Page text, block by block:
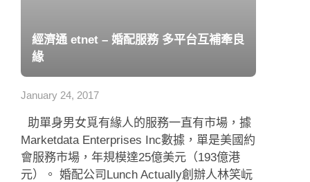
經濟通 etnet – 婚配服務 多平台互補牽良
緣
January 24, 2017
助單身男女覓有緣人的服務一直有市場，據
Marketdata Enterprises Inc數據，單是美國約
會服務市場，年規模達25億美元（193億港
元）。 婚配公司Lunch Actually創辦人林笑岏